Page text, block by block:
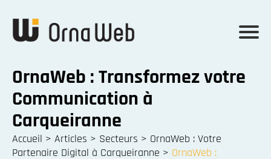
OrnaWeb : Transformez votre
Communication à
Carqueiranne
Accueil > Articles > Secteurs > OrnaWeb : Votre
Partenaire Digital à Carqueiranne > OrnaWeb :